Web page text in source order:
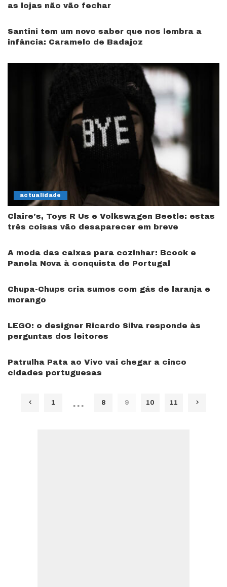
as lojas não vão fechar
Santini tem um novo saber que nos lembra a
infância: Caramelo de Badajoz
actualidade
Claire’s, Toys R Us e Volkswagen Beetle: estas
três coisas vão desaparecer em breve
A moda das caixas para cozinhar: Bcook e
Panela Nova à conquista de Portugal
Chupa-Chups cria sumos com gás de laranja e
morango
LEGO: o designer Ricardo Silva responde às
perguntas dos leitores
Patrulha Pata ao Vivo vai chegar a cinco
cidades portuguesas
1 … 8 9 10 11